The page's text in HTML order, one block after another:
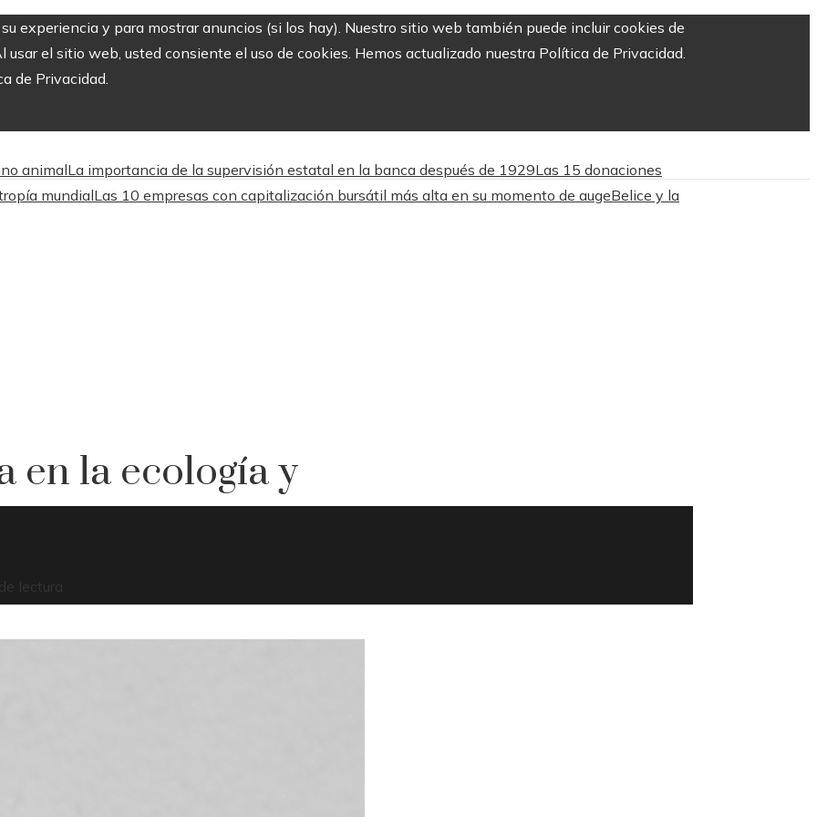
experiencia y para mostrar anuncios (si los hay). Nuestro sitio web también puede incluir cookies de
el sitio web, usted consiente el uso de cookies. Hemos actualizado nuestra Política de Privacidad.
de Privacidad.
animalLa importancia de la supervisión estatal en la banca después de 1929Las 15 donaciones
mundialLas 10 empresas con capitalización bursátil más alta en su momento de augeBelice y la
en la ecología y
lectura